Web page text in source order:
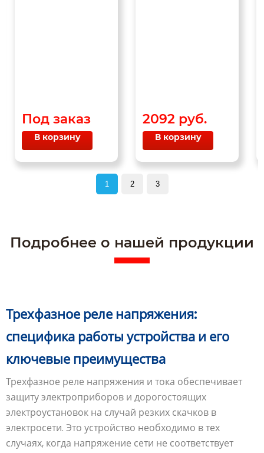
Под заказ
В корзину
2092 руб.
В корзину
1 2 3
Подробнее о нашей продукции
Трехфазное реле напряжения:
специфика работы устройства и его
ключевые преимущества
Трехфазное реле напряжения и тока обеспечивает
защиту электроприборов и дорогостоящих
электроустановок на случай резких скачков в
электросети. Это устройство необходимо в тех
случаях, когда напряжение сети не соответствует